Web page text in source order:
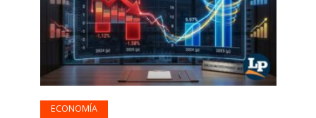
ECONOMÍA